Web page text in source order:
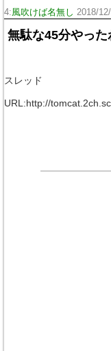
4:風吹けば名無し 2018/
無駄な45分やった
スレッド
URL:http://